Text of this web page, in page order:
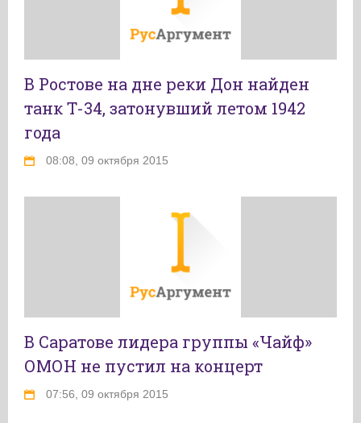
В Ростове на дне реки Дон найден
танк Т-34, затонувший летом 1942
года
08:08, 09 октября 2015
В Саратове лидера группы «Чайф»
ОМОН не пустил на концерт
07:56, 09 октября 2015